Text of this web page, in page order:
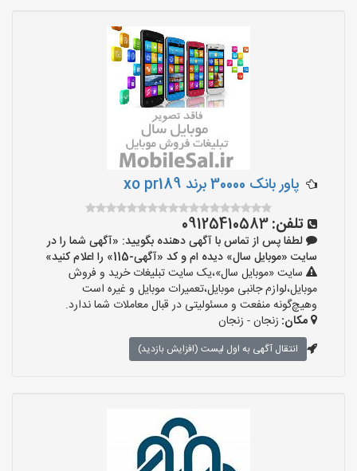
پاور بانک 30000 برند xo pr189
تلفن:09125410583
لطفا پس از تماس با آگهی دهنده بگویید: «آگهی شما را در
سایت «موبایل سال» دیده ام و کد «آگهی-115» را اعلام کنید»
سایت «موبایل سال»،یک سایت تبلیغات خرید و فروش
موبایل،لوازم جانبی موبایل،تعمیرات موبایل و غیره است
وهیچ‌گونه منفعت و مسئولیتی در قبال معاملات شما ندارد.
مکان: زنجان - زنجان
انتقال آگهی به اول لیست (افزایش بازدید)